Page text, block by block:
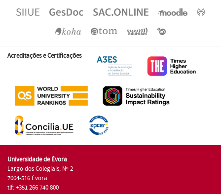
Acreditações e Certificações
Universidade de Évora
Largo dos Colegiais, Nº 2
7004-516 Évora
tlf: +351 266 740 800